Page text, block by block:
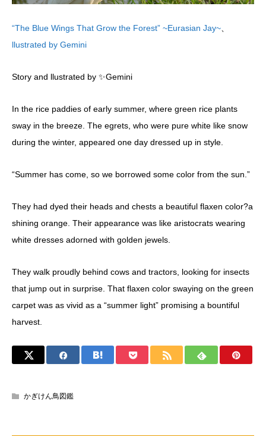
“The Blue Wings That Grow the Forest” ~Eurasian Jay~
llustrated by Gemini
Story and llustrated by ✨Gemini
In the rice paddies of early summer, where green rice plants
sway in the breeze. The egrets, who were pure white like snow
during the winter, appeared one day dressed up in style.
“Summer has come, so we borrowed some color from the sun.”
They had dyed their heads and chests a beautiful flaxen color?a
shining orange. Their appearance was like aristocrats wearing
white dresses adorned with golden jewels.
They walk proudly behind cows and tractors, looking for insects
that jump out in surprise. That flaxen color swaying on the green
carpet was as vivid as a “summer light” promising a bountiful
harvest.
かぎけん鳥図鑑